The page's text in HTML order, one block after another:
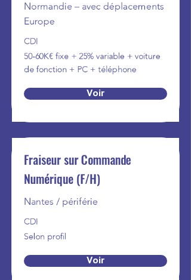
Normandie – avec déplacements
Europe
CDI
50-60K€ fixe + 25% variable + voiture
de fonction + PC + téléphone
Voir
Fraiseur sur Commande
Numérique (F/H)
Nantes / périférie
CDI
Selon profil
Voir